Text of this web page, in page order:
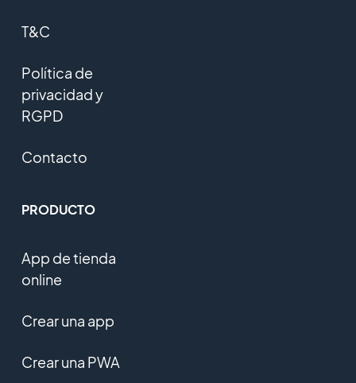
T&C
Política de
privacidad y
RGPD
Contacto
PRODUCTO
App de tienda
online
Crear una app
Crear una PWA